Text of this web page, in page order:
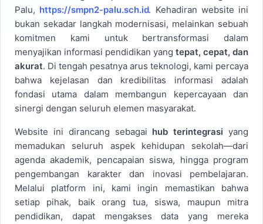
Palu, https://smpn2-palu.sch.id. Kehadiran website ini
bukan sekadar langkah modernisasi, melainkan sebuah
komitmen kami untuk bertransformasi dalam
menyajikan informasi pendidikan yang tepat, cepat, dan
akurat. Di tengah pesatnya arus teknologi, kami percaya
bahwa kejelasan dan kredibilitas informasi adalah
fondasi utama dalam membangun kepercayaan dan
sinergi dengan seluruh elemen masyarakat.
Website ini dirancang sebagai hub terintegrasi yang
memadukan seluruh aspek kehidupan sekolah—dari
agenda akademik, pencapaian siswa, hingga program
pengembangan karakter dan inovasi pembelajaran.
Melalui platform ini, kami ingin memastikan bahwa
setiap pihak, baik orang tua, siswa, maupun mitra
pendidikan, dapat mengakses data yang mereka